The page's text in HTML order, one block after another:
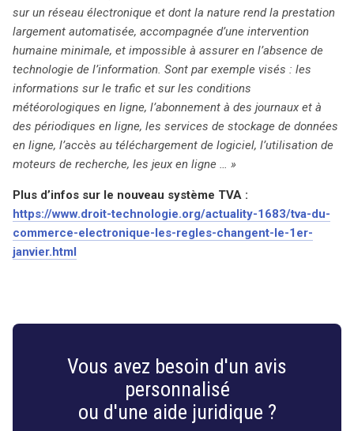
sur un réseau électronique et dont la nature rend la prestation
largement automatisée, accompagnée d’une intervention
humaine minimale, et impossible à assurer en l’absence de
technologie de l’information. Sont par exemple visés : les
informations sur le trafic et sur les conditions
météorologiques en ligne, l’abonnement à des journaux et à
des périodiques en ligne, les services de stockage de données
en ligne, l’accès au téléchargement de logiciel, l’utilisation de
moteurs de recherche, les jeux en ligne … »
Plus d’infos sur le nouveau système TVA :
https://www.droit-technologie.org/actuality-1683/tva-du-
commerce-electronique-les-regles-changent-le-1er-
janvier.html
Vous avez besoin d'un avis
personnalisé
ou d'une aide juridique ?